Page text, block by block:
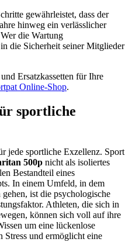
gewährleistet, dass der
hinweg ein verlässlicher
die Wartung
die Sicherheit seiner Mitglieder
Ersatzkassetten für Ihre
Online-Shop.
sportliche
jede sportliche Exzellenz. Sport
500p nicht als isoliertes
Bestandteil eines
In einem Umfeld, in dem
ist die psychologische
Athleten, die sich in
können sich voll auf ihre
um eine lückenlose
Stress und ermöglicht eine